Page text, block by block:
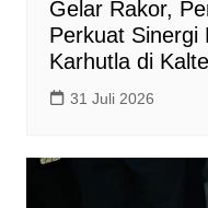
Gelar Rakor,
Perkuat Sinergi
Karhutla di
31 Juli 2026